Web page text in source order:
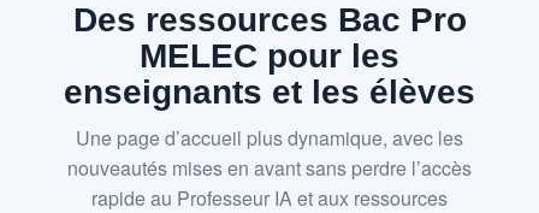
Des ressources Bac Pro
MELEC pour les
enseignants et les élèves
Une page d’accueil plus dynamique, avec les
nouveautés mises en avant sans perdre l’accès
rapide au Professeur IA et aux ressources